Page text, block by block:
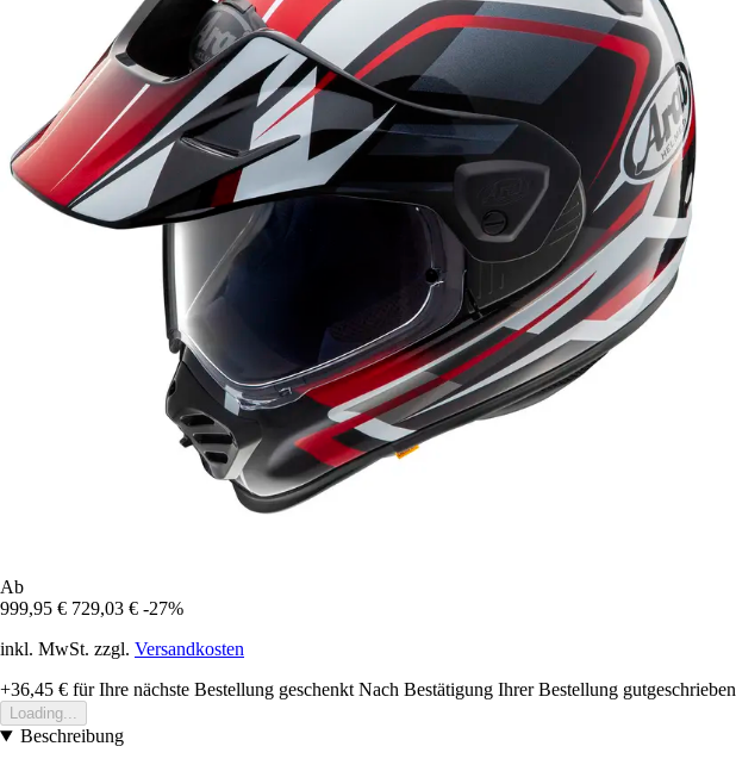
Ab
999,95 € 729,03 € -27%
inkl. MwSt. zzgl. Versandkosten
+36,45 € für Ihre nächste Bestellung geschenkt Nach Bestätigung Ihrer Bestellung gutgeschrieben
Loading...
Beschreibung